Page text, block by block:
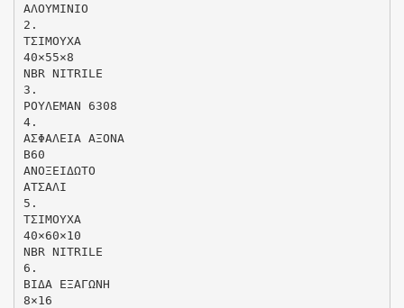
ΑΛΟΥΜΙΝΙΟ
2.
ΤΣΙΜΟΥΧΑ
40×55×8
NBR NITRILE
3.
ΡΟΥΛΕΜΑΝ 6308
4.
ΑΣΦΑΛΕΙΑ ΑΞΟΝΑ
B60
ΑΝΟΞΕΙΔΩΤΟ
ΑΤΣΑΛΙ
5.
ΤΣΙΜΟΥΧΑ
40×60×10
NBR NITRILE
6.
ΒΙΔΑ ΕΞΑΓΩΝΗ
8×16